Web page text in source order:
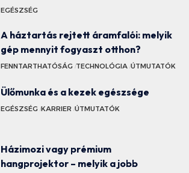
EGÉSZSÉG
A háztartás rejtett áramfalói: melyik
gép mennyit fogyaszt otthon?
FENNTARTHATÓSÁG TECHNOLÓGIA ÚTMUTATÓK
Ülőmunka és a kezek egészsége
EGÉSZSÉG KARRIER ÚTMUTATÓK
Házimozi vagy prémium
hangprojektor – melyik a jobb